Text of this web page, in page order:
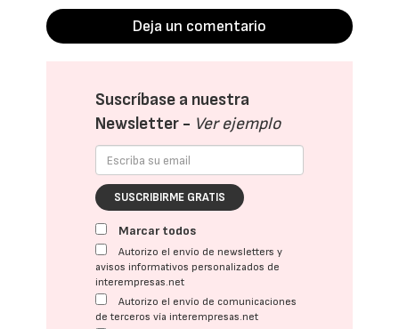
Deja un comentario
Suscríbase a nuestra
Newsletter - Ver ejemplo
SUSCRIBIRME GRATIS
Marcar todos
Autorizo el envío de newsletters y
avisos informativos personalizados de
interempresas.net
Autorizo el envío de comunicaciones
de terceros vía interempresas.net